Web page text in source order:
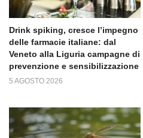
Drink spiking, cresce l’impegno
delle farmacie italiane: dal
Veneto alla Liguria campagne di
prevenzione e sensibilizzazione
5 AGOSTO 2026